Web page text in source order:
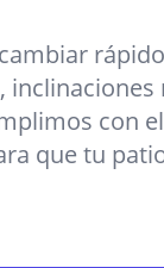
con
que tu